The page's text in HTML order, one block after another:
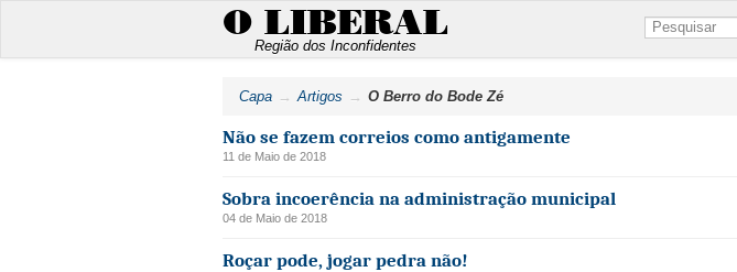
O LIBERAL
Região dos Inconfidentes
Capa Artigos O Berro do Bode Zé
Não se fazem correios como antigamente
11 de Maio de 2018
Sobra incoerência na administração municipal
04 de Maio de 2018
Roçar pode, jogar pedra não!